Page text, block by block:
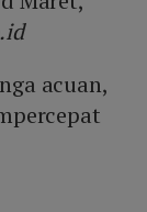
acuan,